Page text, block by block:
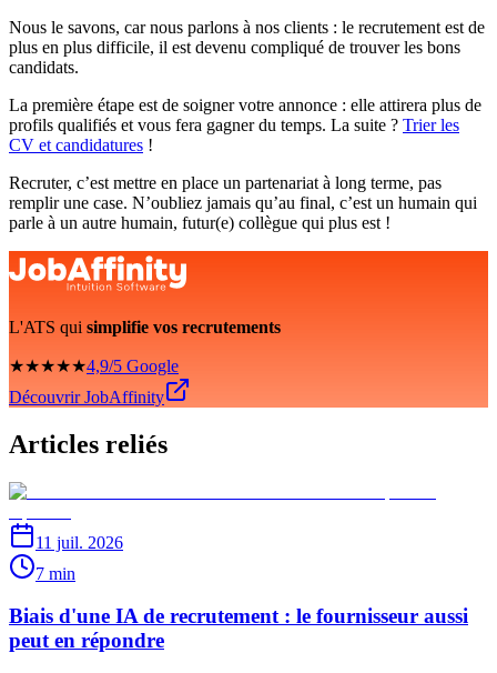
Nous le savons, car nous parlons à nos clients : le recrutement est de
plus en plus difficile, il est devenu compliqué de trouver les bons
candidats.
La première étape est de soigner votre annonce : elle attirera plus de
profils qualifiés et vous fera gagner du temps. La suite ? Trier les
CV et candidatures !
Recruter, c’est mettre en place un partenariat à long terme, pas
remplir une case. N’oubliez jamais qu’au final, c’est un humain qui
parle à un autre humain, futur(e) collègue qui plus est !
L'ATS qui simplifie vos recrutements
★★★★★4,9/5 Google
Découvrir JobAffinity
Articles reliés
11 juil. 2026
7 min
Biais d'une IA de recrutement : le fournisseur aussi
peut en répondre